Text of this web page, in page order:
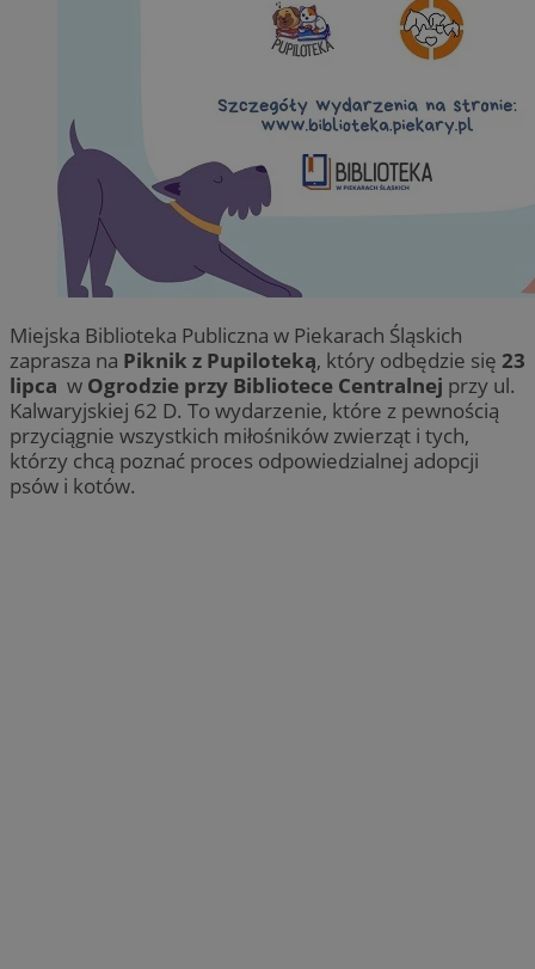
Miejska Biblioteka Publiczna w Piekarach Śląskich
zaprasza na Piknik z Pupiloteką, który odbędzie się 23
lipca w Ogrodzie przy Bibliotece Centralnej przy ul.
Kalwaryjskiej 62 D. To wydarzenie, które z pewnością
przyciągnie wszystkich miłośników zwierząt i tych,
którzy chcą poznać proces odpowiedzialnej adopcji
psów i kotów.